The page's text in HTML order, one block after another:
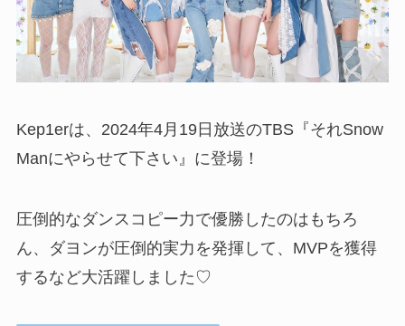
Kep1erは、2024年4月19日放送のTBS『それSnow
Manにやらせて下さい』に登場！
圧倒的なダンスコピー力で優勝したのはもちろ
ん、ダヨンが圧倒的実力を発揮して、MVPを獲得
するなど大活躍しました♡